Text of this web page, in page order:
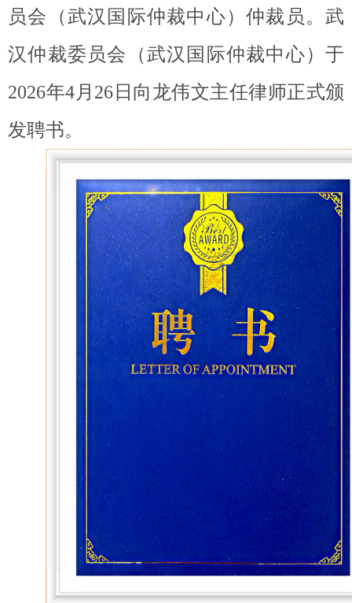
员会（武汉国际仲裁中心）仲裁员。武
汉仲裁委员会（武汉国际仲裁中心）于
2026年4月26日向龙伟文主任律师正式颁
发聘书。